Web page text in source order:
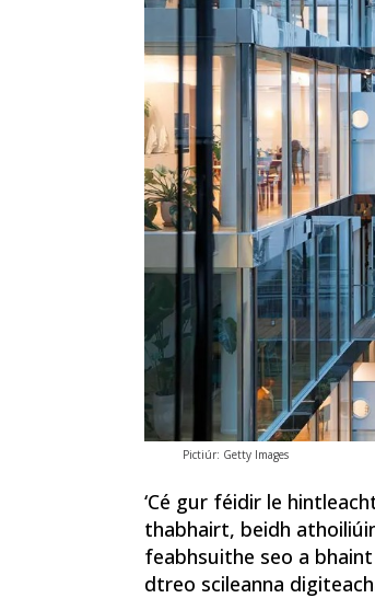
Pictiúr: Getty Images
‘Cé gur féidir le
thabhairt, beidh
feabhsuithe seo a
dtreo scileanna